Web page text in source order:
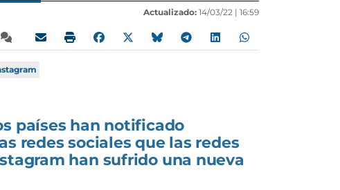
Actualizado: 14/03/22 | 16:59
países han notificado
redes sociales que las redes
han sufrido una nueva